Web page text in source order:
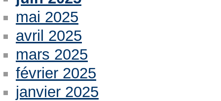
mai 2025
avril 2025
mars 2025
février 2025
janvier 2025